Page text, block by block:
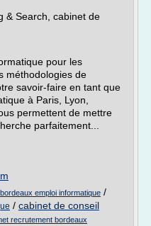
& Search, cabinet de
pour les
méthodologies de
savoir-faire en tant que
à Paris, Lyon,
permettent de mettre
parfaitement...
emploi informatique /
/ cabinet de conseil
recrutement bordeaux